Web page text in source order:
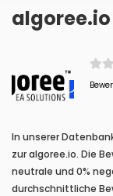
In unserer
zur algoree.io. Die
neutrale und 0%
durchschnittliche